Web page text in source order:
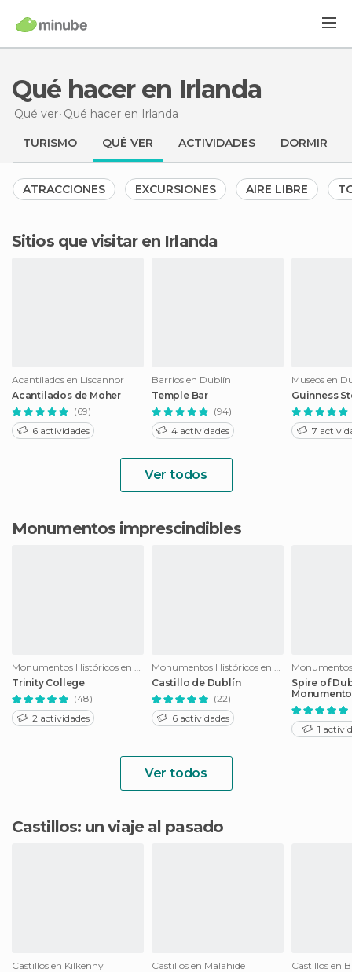
Qué hacer en Irlanda
Qué ver Qué hacer en Irlanda
TURISMO QUÉ VER ACTIVIDADES DORMIR
ATRACCIONES EXCURSIONES AIRE LIBRE
Sitios que visitar en Irlanda
Acantilados en Liscannor
Acantilados de Moher
(69)
6 actividades
Barrios en Dublín
Temple Bar
(94)
4 actividades
Museos en
Guinness
7
Ver todos
Monumentos imprescindibles
Monumentos Históricos en Dublín
Trinity College
(48)
2 actividades
Monumentos Históricos en Dublín
Castillo de Dublín
(22)
6 actividades
Spire of
1
Ver todos
Castillos: un viaje al pasado
Castillos en Kilkenny
Castillos en Malahide
Castillos en